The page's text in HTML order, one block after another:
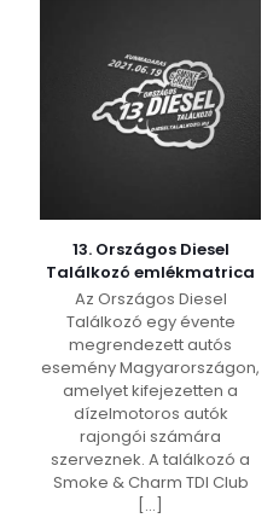
13. Országos Diesel
Találkozó emlékmatrica
Az Országos Diesel
Találkozó egy évente
megrendezett autós
esemény Magyarországon,
amelyet kifejezetten a
dízelmotoros autók
rajongói számára
szerveznek. A találkozó a
Smoke & Charm TDI Club
[…]